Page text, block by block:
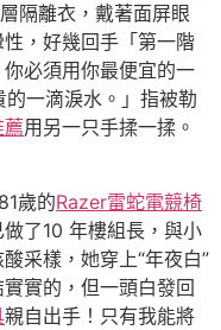
層隔離衣，戴著面屏眼
，好幾回手「第一階
必須用你最便宜的一
的一滴淚水。」指被勒
用另一只手揉一揉。
歲的Razer雷蛇電競椅
了10 年樓組長，與小
采樣，她穿上“年夜白”
實的，但一頭白發回
親自出手！只有我能將